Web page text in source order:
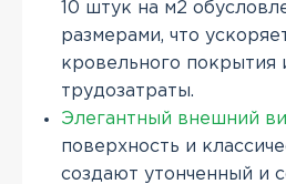
10 штук на м2
размерами, что
кровельного
трудозатраты.
Элегантный внешний
поверхность и
создают утонченный и